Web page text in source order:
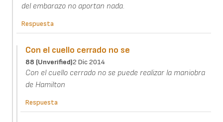
del embarazo no aportan nada.
Respuesta
Con el cuello cerrado no se
88 (unverified)2 Dic 2014
Con el cuello cerrado no se puede realizar la maniobra
de Hamilton
Respuesta